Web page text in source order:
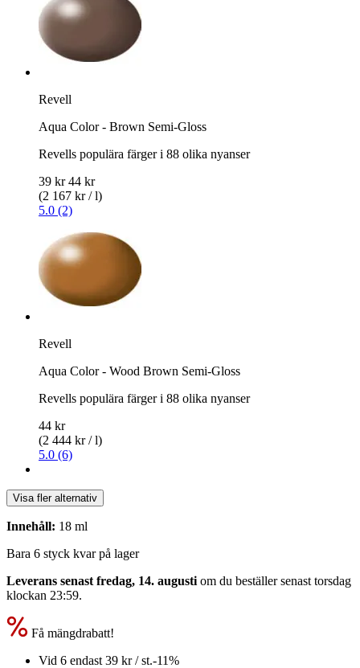
Revell
Aqua Color - Brown Semi-Gloss
Revells populära färger i 88 olika nyanser
39 kr 44 kr
(2 167 kr / l)
5.0 (2)
Revell
Aqua Color - Wood Brown Semi-Gloss
Revells populära färger i 88 olika nyanser
44 kr
(2 444 kr / l)
5.0 (6)
Visa fler alternativ
Innehåll: 18 ml
Bara 6 styck kvar på lager
Leverans senast fredag, 14. augusti om du beställer senast torsdag
klockan 23:59.
Få mängdrabatt!
Vid 6 endast 39 kr/ st.-11%